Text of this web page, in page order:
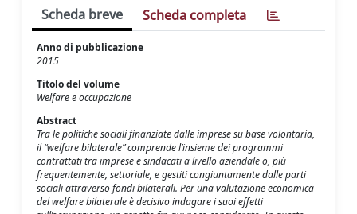
Scheda breve Scheda completa
Anno di pubblicazione
2015
Titolo del volume
Welfare e occupazione
Abstract
Tra le politiche sociali finanziate dalle imprese su base volontaria,
il “welfare bilaterale” comprende l’insieme dei programmi
contrattati tra imprese e sindacati a livello aziendale o, più
frequentemente, settoriale, e gestiti congiuntamente dalle parti
sociali attraverso fondi bilaterali. Per una valutazione economica
del welfare bilaterale è decisivo indagare i suoi effetti